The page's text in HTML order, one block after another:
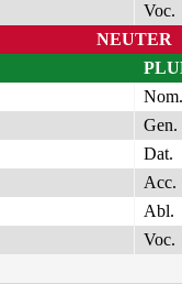
Voc.
NEUTER
Nom.
Gen.
Dat.
Acc.
Abl.
Voc.